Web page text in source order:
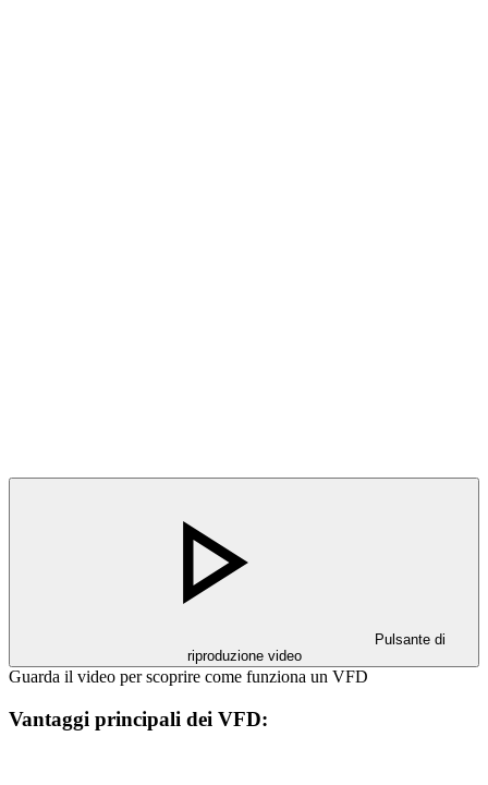
Pulsante di
riproduzione video
Guarda il video per scoprire come funziona un VFD
Vantaggi principali dei VFD: